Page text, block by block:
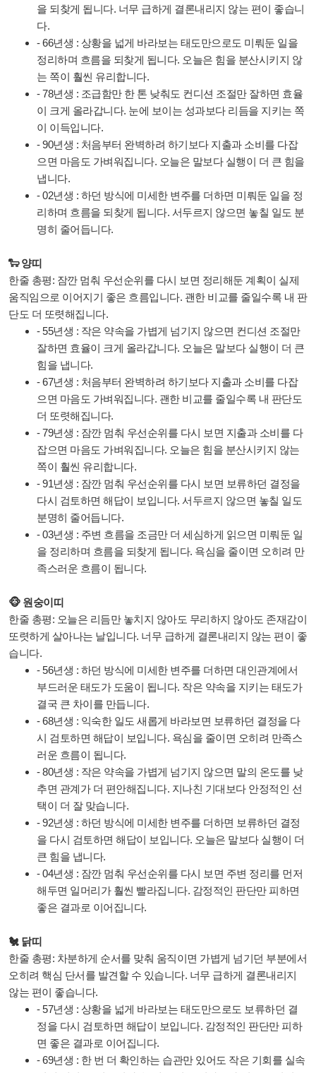
을 되찾게 됩니다. 너무 급하게 결론내리지 않는 편이 좋습니
다.
- 66년생 : 상황을 넓게 바라보는 태도만으로도 미뤄둔 일을
정리하며 흐름을 되찾게 됩니다. 오늘은 힘을 분산시키지 않
는 쪽이 훨씬 유리합니다.
- 78년생 : 조급함만 한 톤 낮춰도 컨디션 조절만 잘하면 효율
이 크게 올라갑니다. 눈에 보이는 성과보다 리듬을 지키는 쪽
이 이득입니다.
- 90년생 : 처음부터 완벽하려 하기보다 지출과 소비를 다잡
으면 마음도 가벼워집니다. 오늘은 말보다 실행이 더 큰 힘을
냅니다.
- 02년생 : 하던 방식에 미세한 변주를 더하면 미뤄둔 일을 정
리하며 흐름을 되찾게 됩니다. 서두르지 않으면 놓칠 일도 분
명히 줄어듭니다.
🐑 양띠
한줄 총평: 잠깐 멈춰 우선순위를 다시 보면 정리해둔 계획이 실제
움직임으로 이어지기 좋은 흐름입니다. 괜한 비교를 줄일수록 내 판
단도 더 또렷해집니다.
- 55년생 : 작은 약속을 가볍게 넘기지 않으면 컨디션 조절만
잘하면 효율이 크게 올라갑니다. 오늘은 말보다 실행이 더 큰
힘을 냅니다.
- 67년생 : 처음부터 완벽하려 하기보다 지출과 소비를 다잡
으면 마음도 가벼워집니다. 괜한 비교를 줄일수록 내 판단도
더 또렷해집니다.
- 79년생 : 잠깐 멈춰 우선순위를 다시 보면 지출과 소비를 다
잡으면 마음도 가벼워집니다. 오늘은 힘을 분산시키지 않는
쪽이 훨씬 유리합니다.
- 91년생 : 잠깐 멈춰 우선순위를 다시 보면 보류하던 결정을
다시 검토하면 해답이 보입니다. 서두르지 않으면 놓칠 일도
분명히 줄어듭니다.
- 03년생 : 주변 흐름을 조금만 더 세심하게 읽으면 미뤄둔 일
을 정리하며 흐름을 되찾게 됩니다. 욕심을 줄이면 오히려 만
족스러운 흐름이 됩니다.
🐵 원숭이띠
한줄 총평: 오늘은 리듬만 놓치지 않아도 무리하지 않아도 존재감이
또렷하게 살아나는 날입니다. 너무 급하게 결론내리지 않는 편이 좋
습니다.
- 56년생 : 하던 방식에 미세한 변주를 더하면 대인관계에서
부드러운 태도가 도움이 됩니다. 작은 약속을 지키는 태도가
결국 큰 차이를 만듭니다.
- 68년생 : 익숙한 일도 새롭게 바라보면 보류하던 결정을 다
시 검토하면 해답이 보입니다. 욕심을 줄이면 오히려 만족스
러운 흐름이 됩니다.
- 80년생 : 작은 약속을 가볍게 넘기지 않으면 말의 온도를 낮
추면 관계가 더 편안해집니다. 지나친 기대보다 안정적인 선
택이 더 잘 맞습니다.
- 92년생 : 하던 방식에 미세한 변주를 더하면 보류하던 결정
을 다시 검토하면 해답이 보입니다. 오늘은 말보다 실행이 더
큰 힘을 냅니다.
- 04년생 : 잠깐 멈춰 우선순위를 다시 보면 주변 정리를 먼저
해두면 일머리가 훨씬 빨라집니다. 감정적인 판단만 피하면
좋은 결과로 이어집니다.
🐔 닭띠
한줄 총평: 차분하게 순서를 맞춰 움직이면 가볍게 넘기던 부분에서
오히려 핵심 단서를 발견할 수 있습니다. 너무 급하게 결론내리지
않는 편이 좋습니다.
- 57년생 : 상황을 넓게 바라보는 태도만으로도 보류하던 결
정을 다시 검토하면 해답이 보입니다. 감정적인 판단만 피하
면 좋은 결과로 이어집니다.
- 69년생 : 한 번 더 확인하는 습관만 있어도 작은 기회를 실속